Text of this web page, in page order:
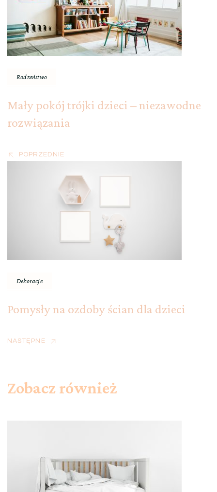
Rodzeństwo
Mały pokój trójki dzieci – niezawodne
rozwiązania
POPRZEDNIE
Dekoracje
Pomysły na ozdoby ścian dla dzieci
NASTĘPNE
Zobacz również